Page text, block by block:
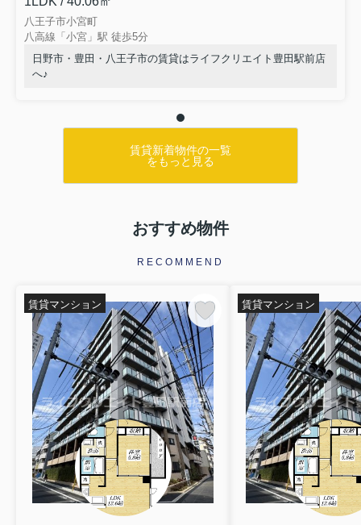
八王子市小宮町
八高線「小宮」駅 徒歩5分
日野市・豊田・八王子市の賃貸はライフクリエイト豊田駅前店
へ♪
賃貸新着物件の一覧
をもっと見る
おすすめ物件
RECOMMEND
賃貸マンション 賃貸マンション